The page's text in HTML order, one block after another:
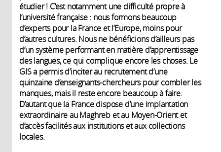
étudier ! C’est notamment une difficulté propre à
l’université française : nous formons beaucoup
d’experts pour la France et l’Europe, moins pour
d’autres cultures. Nous ne bénéficions d’ailleurs pas
d’un système performant en matière d’apprentissage
des langues, ce qui complique encore les choses. Le
GIS a permis d’inciter au recrutement d’une
quinzaine d’enseignants-chercheurs pour combler les
manques, mais il reste encore beaucoup à faire.
D’autant que la France dispose d’une implantation
extraordinaire au Maghreb et au Moyen-Orient et
d’accès facilités aux institutions et aux collections
locales.